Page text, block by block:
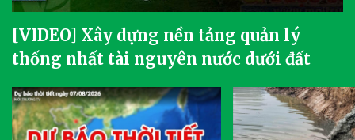
[VIDEO] Xây dựng nền tảng quản lý
thống nhất tài nguyên nước dưới đất